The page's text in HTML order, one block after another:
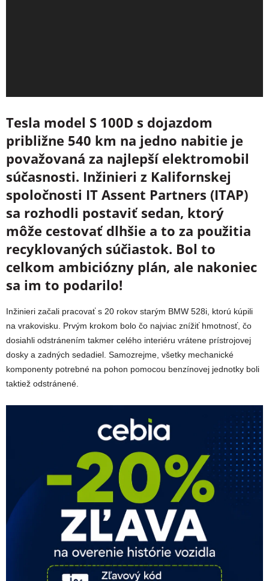
Tesla model S 100D s dojazdom
približne 540 km na jedno nabitie je
považovaná za najlepší elektromobil
súčasnosti. Inžinieri z Kalifornskej
spoločnosti IT Assent Partners (ITAP)
sa rozhodli postaviť sedan, ktorý
môže cestovať dlhšie a to za použitia
recyklovaných súčiastok. Bol to
celkom ambiciózny plán, ale nakoniec
sa im to podarilo!
Inžinieri začali pracovať s 20 rokov starým BMW 528i, ktorú kúpili
na vrakovisku. Prvým krokom bolo čo najviac znížiť hmotnosť, čo
dosiahli odstránením takmer celého interiéru vrátene prístrojovej
dosky a zadných sedadiel. Samozrejme, všetky mechanické
komponenty potrebné na pohon pomocou benzínovej jednotky boli
taktiež odstránené.